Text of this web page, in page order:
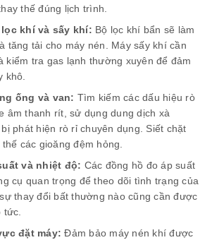
thế đúng lịch trình.
khí và sấy khí: Bộ lọc khí bẩn sẽ làm
tăng tải cho máy nén. Máy sấy khí cần
kiểm tra gas lạnh thường xuyên để đảm
khô.
ống và van: Tìm kiếm các dấu hiệu rò
âm thanh rít, sử dụng dung dịch xà
phát hiện rò rỉ chuyên dụng. Siết chặt
các gioăng đệm hỏng.
và nhiệt độ: Các đồng hồ đo áp suất
cụ quan trọng để theo dõi tình trạng của
thay đổi bất thường nào cũng cần được
tức.
đặt máy: Đảm bảo máy nén khí được